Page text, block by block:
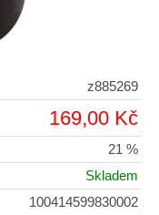
z885269
169,00 Kč
21 %
Skladem
100414599830002